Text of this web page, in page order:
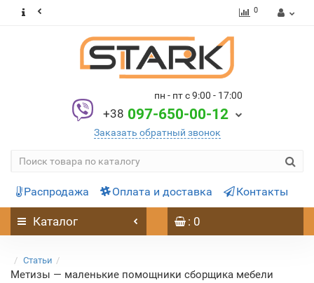
0
пн - пт с 9:00 - 17:00
+38 097-650-00-12
Заказать обратный звонок
Распродажа Оплата и доставка Контакты
Каталог : 0
Статьи
Метизы — маленькие помощники сборщика мебели